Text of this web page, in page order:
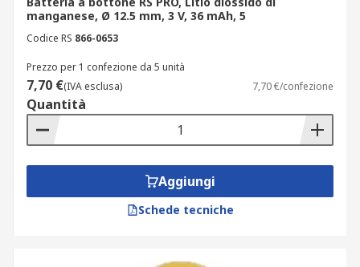
tensione: quelle al litio forniscono una tensione
di 3 V mentre le batterie all'ossido di argento
offrono una tensione di 1,5 V.
manganese, Ø 12.5 mm, 3 V, 36 mAh, 5
Codice RS 866-0653
Prezzo per 1 confezione da 5 unità
7,70 €(IVA esclusa) 7,70 €/confezione
Quantità
Aggiungi
Schede tecniche